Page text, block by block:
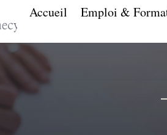
Accueil Emploi &